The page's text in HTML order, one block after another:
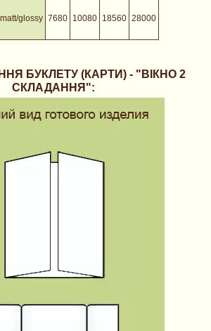
matt/glossy 7680 10080 18560 28000
БУКЛЕТУ (КАРТИ) - "ВІКНО 2
СКЛАДАННЯ":